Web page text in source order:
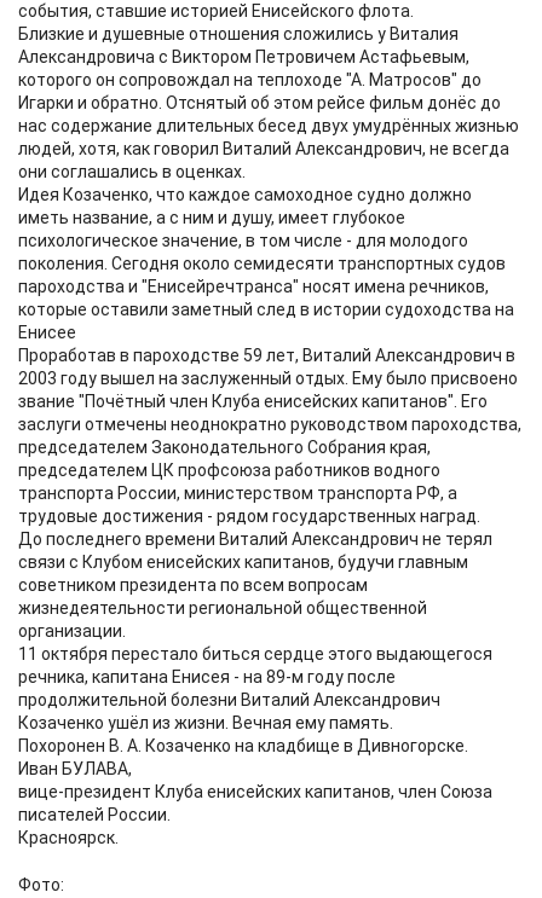
события, ставшие историей Енисейского флота.
Близкие и душевные отношения сложились у Виталия
Александровича с Виктором Петровичем Астафьевым,
которого он сопровождал на теплоходе "А. Матросов" до
Игарки и обратно. Отснятый об этом рейсе фильм донёс до
нас содержание длительных бесед двух умудрённых жизнью
людей, хотя, как говорил Виталий Александрович, не всегда
они соглашались в оценках.
Идея Козаченко, что каждое самоходное судно должно
иметь название, а с ним и душу, имеет глубокое
психологическое значение, в том числе - для молодого
поколения. Сегодня около семидесяти транспортных судов
пароходства и "Енисейречтранса" носят имена речников,
которые оставили заметный след в истории судоходства на
Енисее
Проработав в пароходстве 59 лет, Виталий Александрович в
2003 году вышел на заслуженный отдых. Ему было присвоено
звание "Почётный член Клуба енисейских капитанов". Его
заслуги отмечены неоднократно руководством пароходства,
председателем Законодательного Собрания края,
председателем ЦК профсоюза работников водного
транспорта России, министерством транспорта РФ, а
трудовые достижения - рядом государственных наград.
До последнего времени Виталий Александрович не терял
связи с Клубом енисейских капитанов, будучи главным
советником президента по всем вопросам
жизнедеятельности региональной общественной
организации.
11 октября перестало биться сердце этого выдающегося
речника, капитана Енисея - на 89-м году после
продолжительной болезни Виталий Александрович
Козаченко ушёл из жизни. Вечная ему память.
Похоронен В. А. Козаченко на кладбище в Дивногорске.
Иван БУЛАВА,
вице-президент Клуба енисейских капитанов, член Союза
писателей России.
Красноярск.
Фото: